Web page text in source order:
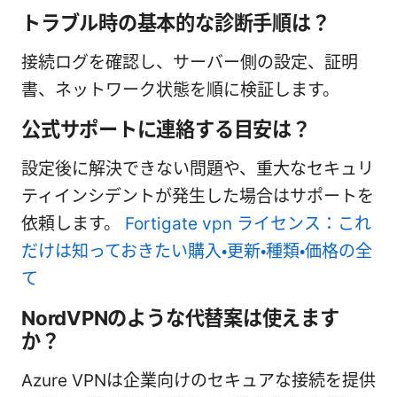
トラブル時の基本的な診断手順は？
接続ログを確認し、サーバー側の設定、証明
書、ネットワーク状態を順に検証します。
公式サポートに連絡する目安は？
設定後に解決できない問題や、重大なセキュリ
ティインシデントが発生した場合はサポートを
依頼します。 Fortigate vpn ライセンス：これ
だけは知っておきたい購入・更新・種類・価格の全
て
NordVPNのような代替案は使えます
か？
Azure VPNは企業向けのセキュアな接続を提供